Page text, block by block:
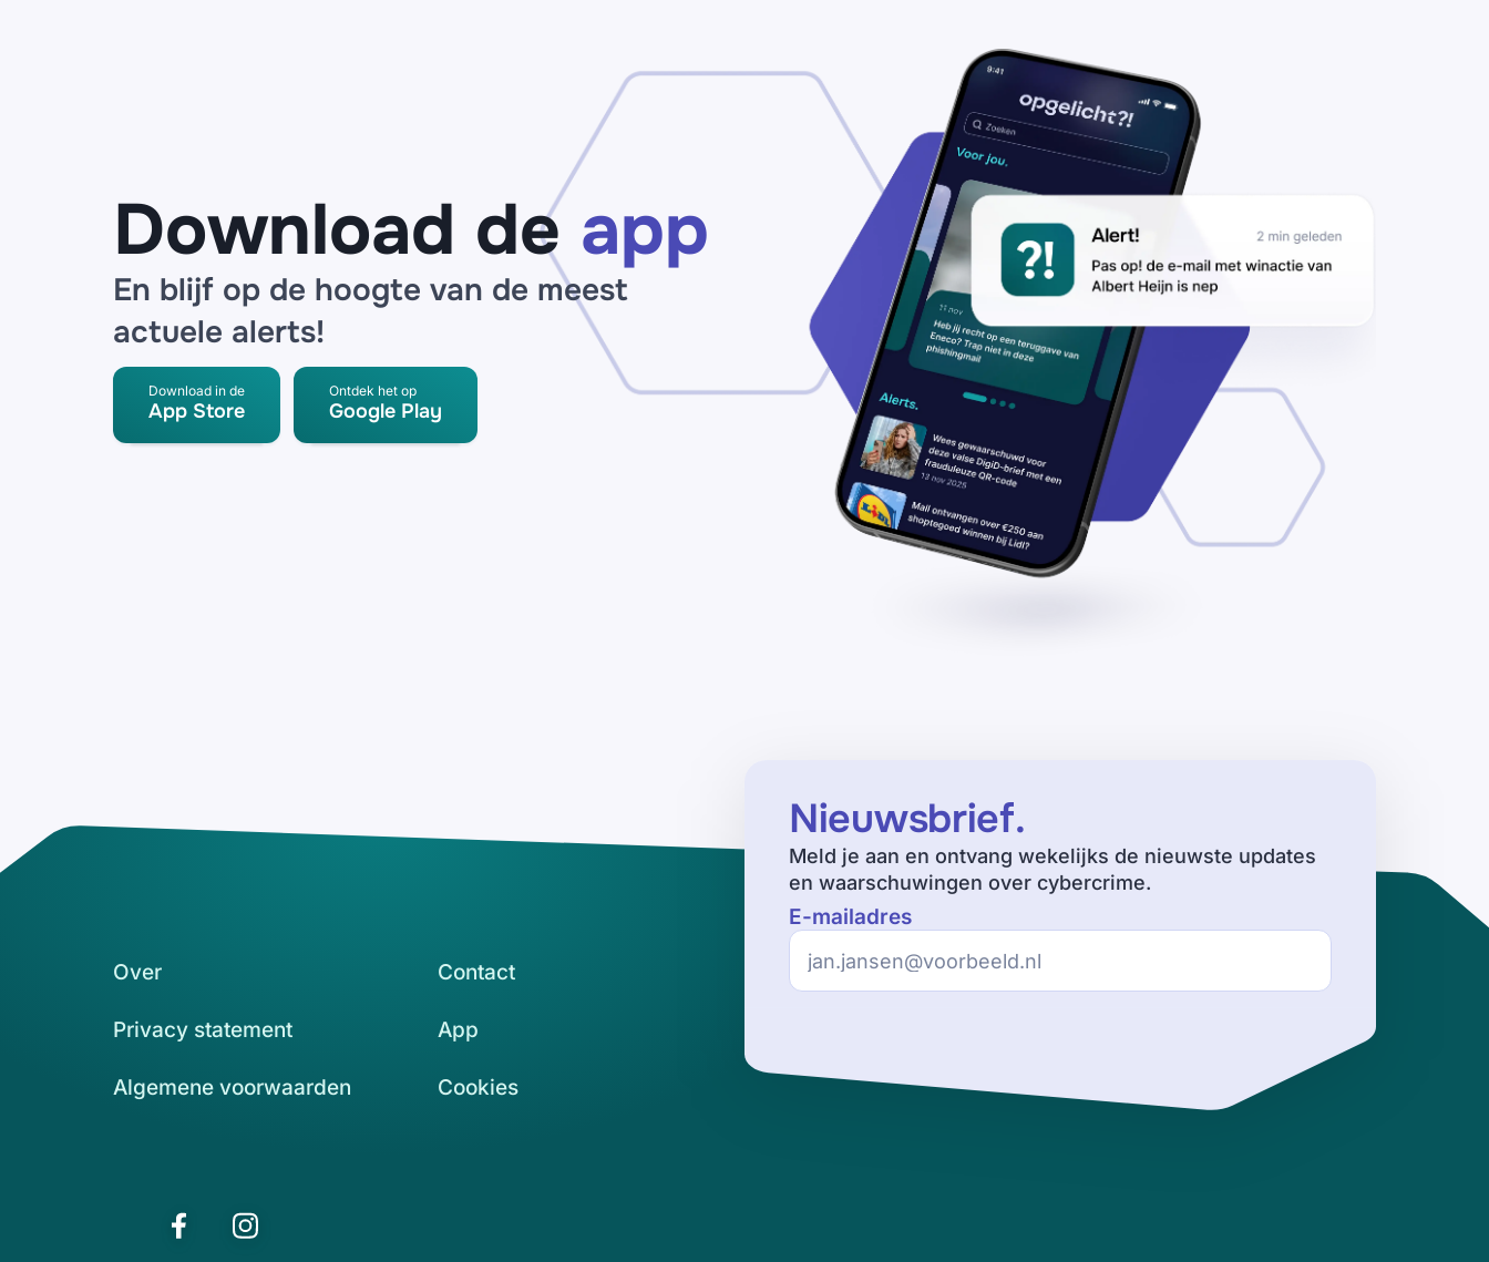
Download de app
En blijf op de hoogte van de meest
actuele alerts!
Download in de
App Store
Ontdek het op
Google Play
Nieuwsbrief.
Meld je aan en ontvang wekelijks de nieuwste updates
en waarschuwingen over cybercrime.
E-mailadres
Over Contact
Privacy statement App
Algemene voorwaarden Cookies